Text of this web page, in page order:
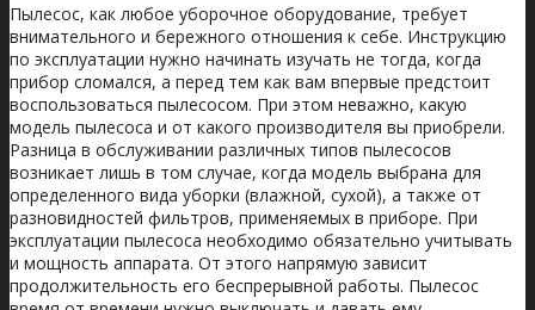
Пылесос, как любое уборочное оборудование, требует
внимательного и бережного отношения к себе. Инструкцию
по эксплуатации нужно начинать изучать не тогда, когда
прибор сломался, а перед тем как вам впервые предстоит
воспользоваться пылесосом. При этом неважно, какую
модель пылесоса и от какого производителя вы приобрели.
Разница в обслуживании различных типов пылесосов
возникает лишь в том случае, когда модель выбрана для
определенного вида уборки (влажной, сухой), а также от
разновидностей фильтров, применяемых в приборе. При
эксплуатации пылесоса необходимо обязательно учитывать
и мощность аппарата. От этого напрямую зависит
продолжительность его беспрерывной работы. Пылесос